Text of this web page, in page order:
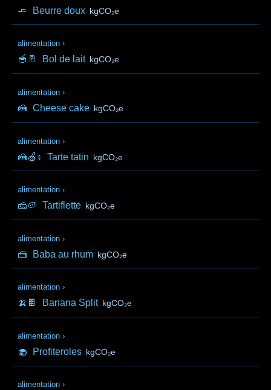
🧈 Beurre doux kgCO₂e
alimentation ›
🥣🥛 Bol de lait kgCO₂e
alimentation ›
🍰 Cheese cake kgCO₂e
alimentation ›
🍰🍏↕️ Tarte tatin kgCO₂e
alimentation ›
🧀🥔 Tartiflette kgCO₂e
alimentation ›
🍰 Baba au rhum kgCO₂e
alimentation ›
🍌🍫 Banana Split kgCO₂e
alimentation ›
🧁 Profiteroles kgCO₂e
alimentation ›